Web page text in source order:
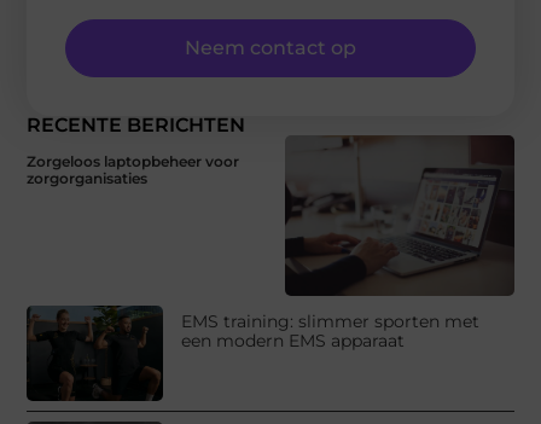
RECENTE BERICHTEN
Zorgeloos laptopbeheer voor
zorgorganisaties
EMS training: slimmer sporten met
een modern EMS apparaat
Neem contact op